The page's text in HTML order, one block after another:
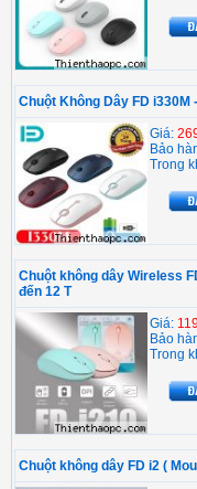
Chuột Không Dây FD i330M
Giá:
Bảo
Trong
Chuột không dây Wireless
đến 12 T
Giá:
Bảo
Trong
Chuột không dây FD i2 (